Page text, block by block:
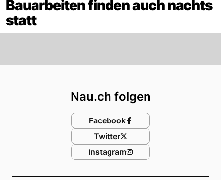
Bauarbeiten finden auch nachts
statt
Nau.ch folgen
Facebook
Twitter
Instagram